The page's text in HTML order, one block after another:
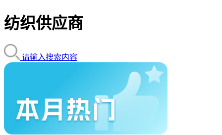
纺织供应商
请输入搜索内容